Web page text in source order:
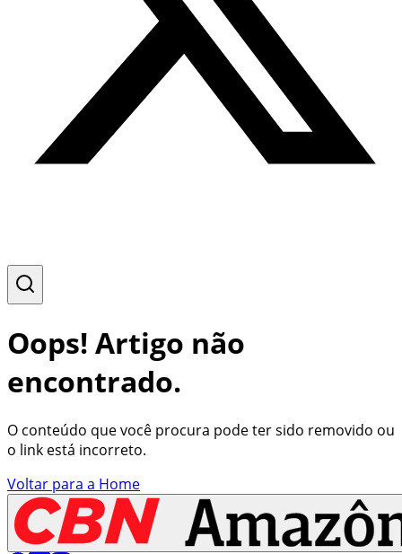
Oops! Artigo não
encontrado.
O conteúdo que você procura pode ter sido removido ou
o link está incorreto.
Voltar para a Home